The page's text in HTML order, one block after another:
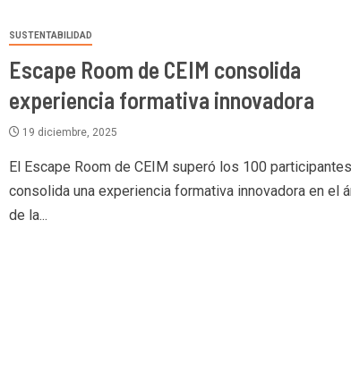
SUSTENTABILIDAD
Escape Room de CEIM consolida
experiencia formativa innovadora
19 diciembre, 2025
El Escape Room de CEIM superó los 100
consolida una experiencia formativa innovadora en el
de la...